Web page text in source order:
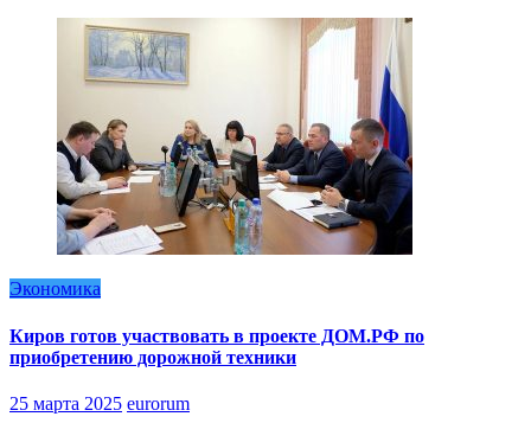
Экономика
Киров готов участвовать в проекте ДОМ.РФ по
приобретению дорожной техники
25 марта 2025 eurorum